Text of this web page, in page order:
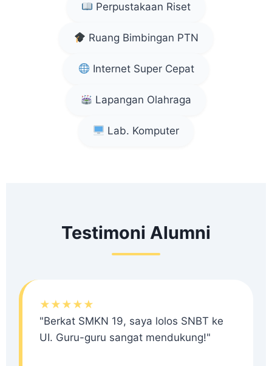
Perpustakaan Riset
Ruang Bimbingan PTN
Internet Super Cepat
Lapangan Olahraga
Lab. Komputer
Testimoni Alumni
★★★★★
"Berkat SMKN 19, saya lolos SNBT ke
UI. Guru-guru sangat mendukung!"